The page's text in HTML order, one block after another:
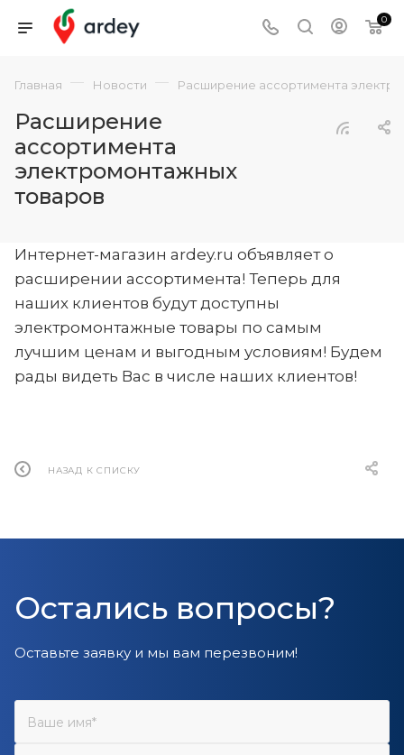
0
Главная — Новости — Расширение ассортимента
Расширение
ассортимента
электромонтажных
товаров
Интернет-магазин ardey.ru объявляет о
расширении ассортимента! Теперь для
наших клиентов будут доступны
электромонтажные товары по самым
лучшим ценам и выгодным условиям! Будем
рады видеть Вас в числе наших клиентов!
НАЗАД К СПИСКУ
Остались вопросы?
Оставьте заявку и мы вам перезвоним!